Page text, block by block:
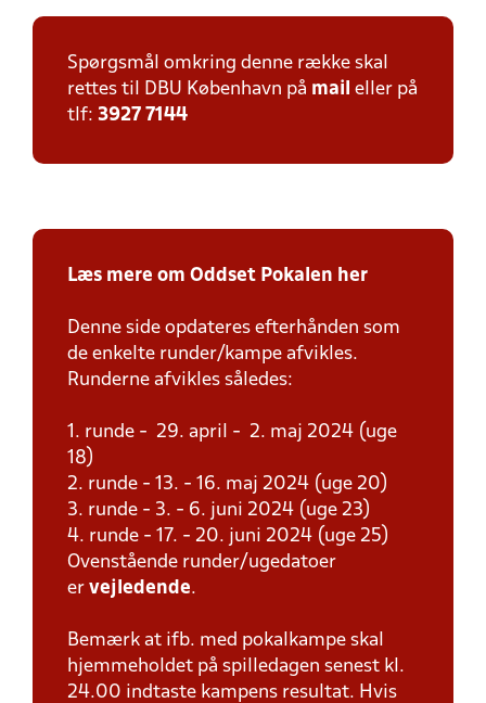
Spørgsmål omkring denne række skal
rettes til DBU København på mail eller på
tlf: 3927 7144
Læs mere om Oddset Pokalen her
Denne side opdateres efterhånden som
de enkelte runder/kampe afvikles.
Runderne afvikles således:
1. runde - 29. april - 2. maj 2024 (uge
18)
2. runde - 13. - 16. maj 2024 (uge 20)
3. runde - 3. - 6. juni 2024 (uge 23)
4. runde - 17. - 20. juni 2024 (uge 25)
Ovenstående runder/ugedatoer
er vejledende.
Bemærk at ifb. med pokalkampe skal
hjemmeholdet på spilledagen senest kl.
24.00 indtaste kampens resultat. Hvis